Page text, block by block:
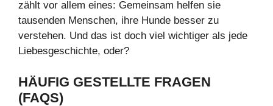
zählt vor allem eines: Gemeinsam helfen sie
tausenden Menschen, ihre Hunde besser zu
verstehen. Und das ist doch viel wichtiger als jede
Liebesgeschichte, oder?
HÄUFIG GESTELLTE FRAGEN
(FAQS)